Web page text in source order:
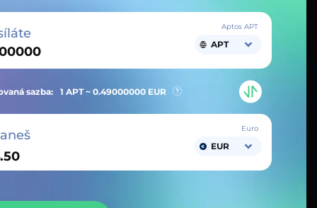
Aptos APT
APT
sazba: 1 APT ~ 0.49000000 EUR
Euro
EUR